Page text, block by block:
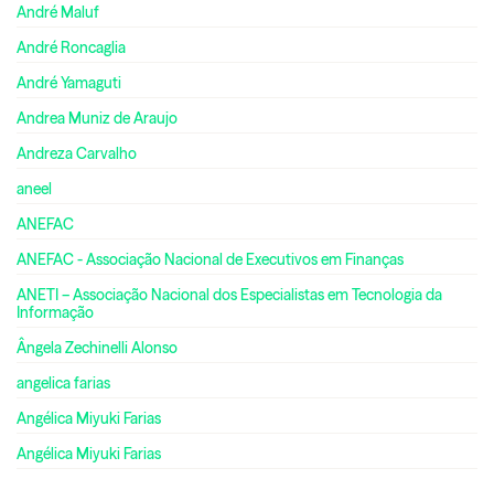
André Maluf
André Roncaglia
André Yamaguti
Andrea Muniz de Araujo
Andreza Carvalho
aneel
ANEFAC
ANEFAC - Associação Nacional de Executivos em Finanças
ANETI – Associação Nacional dos Especialistas em Tecnologia da
Informação
Ângela Zechinelli Alonso
angelica farias
Angélica Miyuki Farias
Angélica Miyuki Farias